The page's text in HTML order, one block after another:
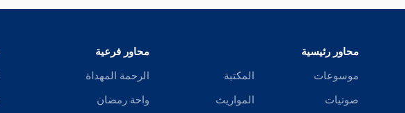
أحمد بن علي الأبار
أحمد بن بشير الطيالسي
محاور رئيسية
موسوعات
صوتيات
المكتبة
المواريث
محاور فرعية
الرحمة المهداة
واحة رمضان